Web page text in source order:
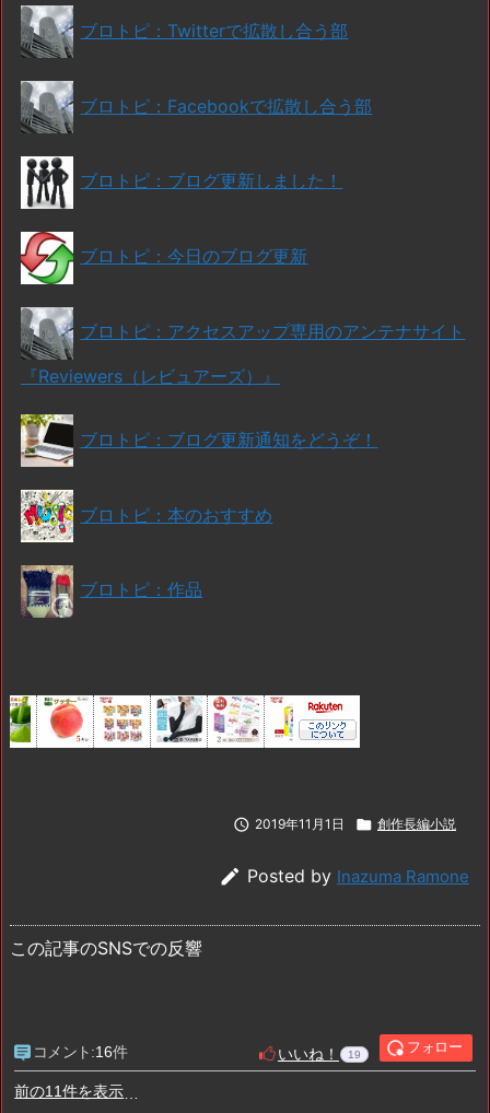
ブロトピ：Twitterで拡散し合う部
ブロトピ：Facebookで拡散し合う部
ブロトピ：ブログ更新しました！
ブロトピ：今日のブログ更新
ブロトピ：アクセスアップ専用のアンテナサイト
『Reviewers（レビュアーズ）』
ブロトピ：ブログ更新通知をどうぞ！
ブロトピ：本のおすすめ
ブロトピ：作品
 2019年11月1日  創作長編小説
 Posted by Inazuma Ramone
この記事のSNSでの反響